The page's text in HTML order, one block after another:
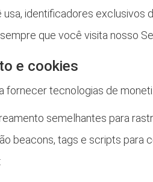
identificadores
que você visita nosso
e cookies
fornecer tecnologias de
semelhantes para
beacons, tags e scripts para